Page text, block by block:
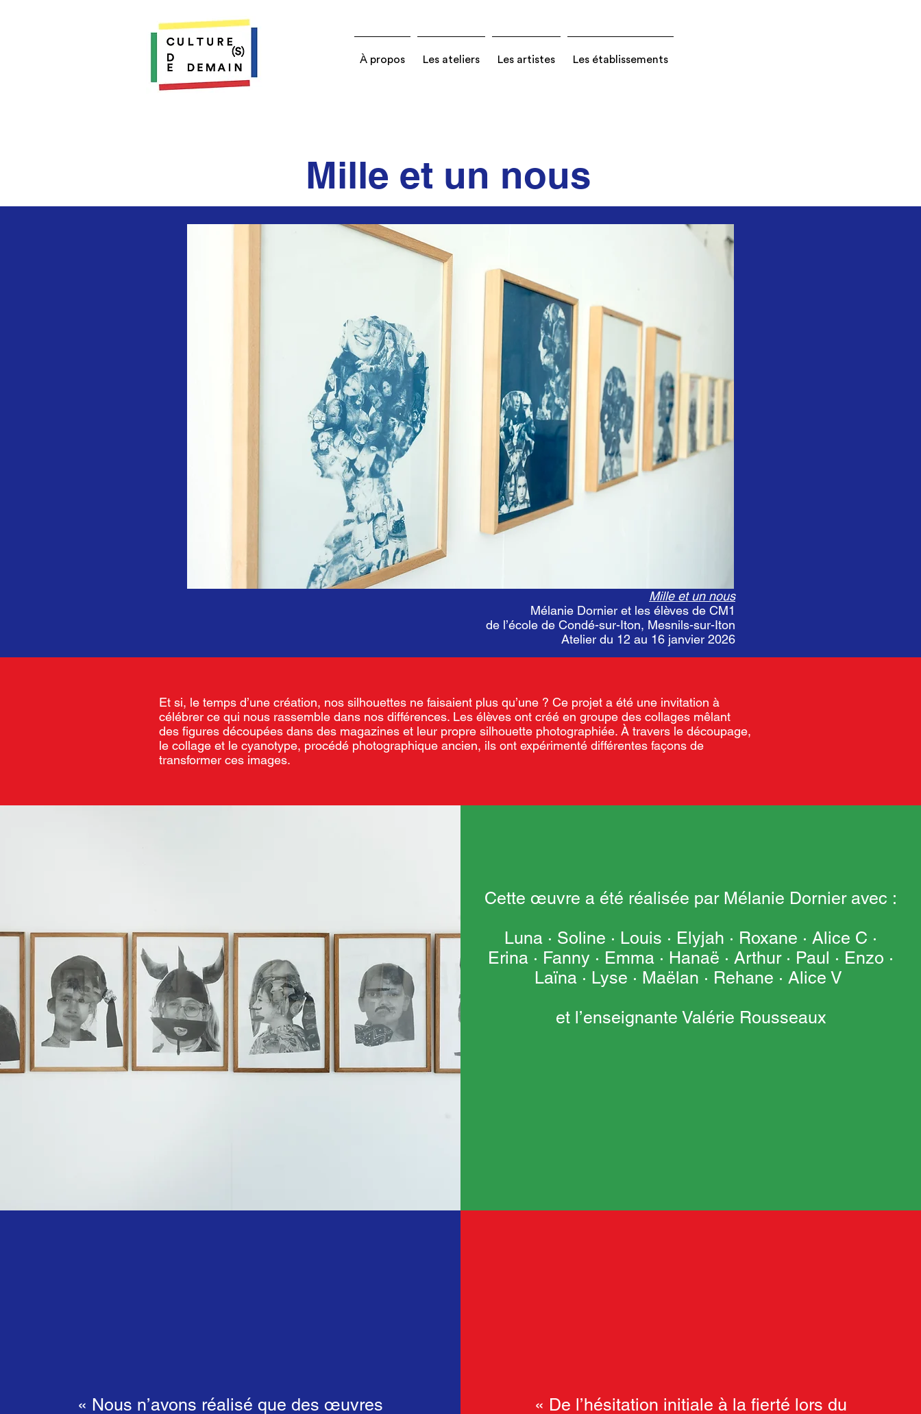
À propos Les ateliers Les artistes Les établissements
Mille et un nous
Mille et un nous
Mélanie Dornier et les élèves de CM1
de l’école de Condé-sur-Iton, Mesnils-sur-Iton
Atelier du 12 au 16 janvier 2026
Et si, le temps d’une création, nos silhouettes ne faisaient plus qu’une ? Ce projet a été une invitation à
célébrer ce qui nous rassemble dans nos différences. Les élèves ont créé en groupe des collages mêlant
des figures découpées dans des magazines et leur propre silhouette photographiée. À travers le découpage,
le collage et le cyanotype, procédé photographique ancien, ils ont expérimenté différentes façons de
transformer ces images.
Cette œuvre a été réalisée par Mélanie Dornier avec :
Luna · Soline · Louis · Elyjah · Roxane · Alice C ·
Erina · Fanny · Emma · Hanaë · Arthur · Paul · Enzo ·
Laïna · Lyse · Maëlan · Rehane · Alice V
et l’enseignante Valérie Rousseaux
« Nous n’avons réalisé que des œuvres
« De l’hésitation initiale à la fierté lors du